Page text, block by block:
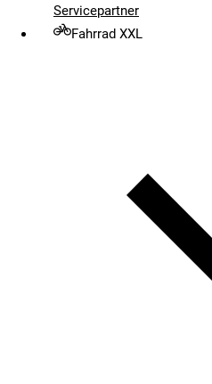
Servicepartner
Fahrrad XXL